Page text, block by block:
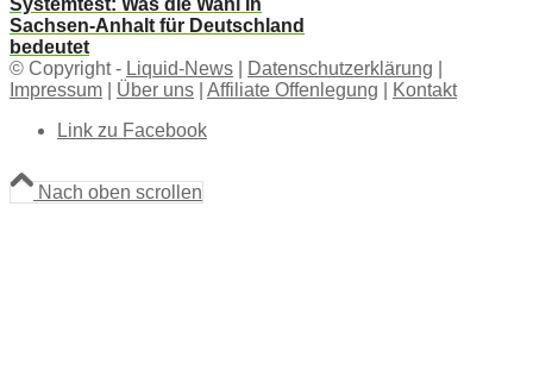
Systemtest: Was die Wahl in
Sachsen-Anhalt für Deutschland
bedeutet
© Copyright - Liquid-News Datenschutzerklärung
Impressum
Über uns Affiliate Offenlegung
Kontakt
Link zu Facebook
Nach oben scrollen